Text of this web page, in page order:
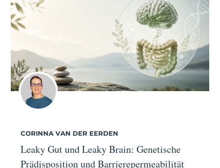
CORINNA VAN DER EERDEN
Leaky Gut und Leaky Brain: Genetische
Prädisposition und Barrierepermeabilität